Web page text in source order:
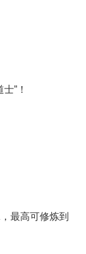
”！
最高可修炼到